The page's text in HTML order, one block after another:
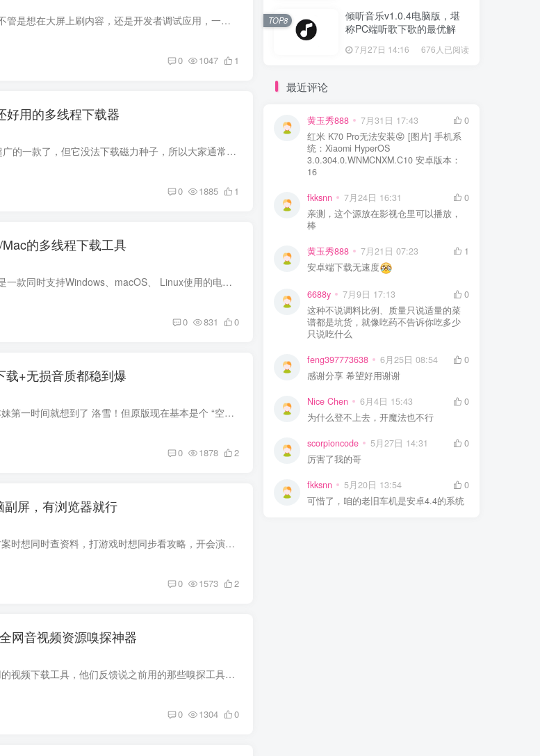
手机投屏到电脑的需求越来越常见 —— 不管是想在大屏上刷内容，还是开发者调试应用，一个好用的工具都能省不少事。之前给大家分享过一款投屏控机软件，今天再带来另一款宝藏工具 Escrcpy，不仅...
0 1047 1
好用的多线程下载器
提到下载工具，IDM 算得上是全球用得超广的一款了，但它没法下载磁力种子，所以大家通常还会备着迅雷。 有小伙伴可能会问，那有没有一款下载器，既能多线程下载，又能搞定磁力种子呢？ 答案必须...
0 1885 1
的多线程下载工具
全平台下载神器（免登录+无广告），这是一款同时支持Windows、macOS、 Linux使用的电脑多线程下载工具： Ghost Downloader 3（Win、Mac） 不仅下载速度快： 更是支持各类浏览器扩展，从而实现接...
0 831 0
载+无损音质都稳到爆
前几天有宝子留言想要音乐下载工具，本妹第一时间就想到了 洛雪！但原版现在基本是个 “空壳”，全靠导入音源续命，而且音源总失效，属实让人头疼。不过别慌 —— 今天直接甩给大家一款魔改内置...
0 1878 2
屏，有浏览器就行
经常办公的小伙伴肯定懂这种烦恼：写方案时想同时查资料，打游戏时想同步看攻略，开会演示时要来回切屏…… 每次都被屏幕空间逼到抓狂！想加个显示器吧，几百块的预算先不说，光组装接线就得折...
0 1573 2
网音视频资源嗅探神器
最近有不少小伙伴来问趣哥，有没有好用的视频下载工具，他们反馈说之前用的那些嗅探工具好多都不能用了。 今天呢，趣哥就给大家分享一款升级版的嗅探神器 —— 猫爪。这款工具之前已经推荐过啦...
0 1304 0
倾听音乐v1.0.4电脑版，堪
称PC端听歌下歌的最优解
7月27日 14:16 676人已阅读
TOP8
最近评论
黄玉秀888 7月31日 17:43
0
红米 K70 Pro无法安装😝 [图片] 手机系
统：Xiaomi HyperOS
3.0.304.0.WNMCNXM.C10 安卓版本：
16
fkksnn 7月24日 16:31
0
亲测，这个源放在影视仓里可以播放，
棒
黄玉秀888 7月21日 07:23
1
安卓端下载无速度
6688y 7月9日 17:13
0
这种不说调料比例、质量只说适量的菜
谱都是坑货，就像吃药不告诉你吃多少
只说吃什么
feng397773638 6月25日 08:54
0
感谢分享 希望好用谢谢
Nice Chen 6月4日 15:43
0
为什么登不上去，开魔法也不行
scorpioncode 5月27日 14:31
0
厉害了我的哥
fkksnn 5月20日 13:54
0
可惜了，咱的老旧车机是安卓4.4的系统